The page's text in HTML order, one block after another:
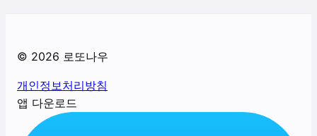
© 2026 로또나우
개인정보처리방침
앱 다운로드